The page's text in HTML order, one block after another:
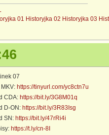
01 Historyjka 02 Historyjka 03
07
https://tinyurl.com/yc8ctn7u
CDA: https://bit.ly/3G8M01q
D-ON: https://bit.ly/3R83Isg
SN: https://bit.ly/47rRi4i
https://t.ly/cn-8I